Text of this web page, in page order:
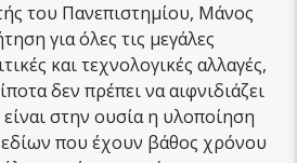
του Πανεπιστημίου, Μάνος
για όλες τις μεγάλες
και τεχνολογικές αλλαγές,
δεν πρέπει να αιφνιδιάζει
στην ουσία η υλοποίηση
που έχουν βάθος χρόνου